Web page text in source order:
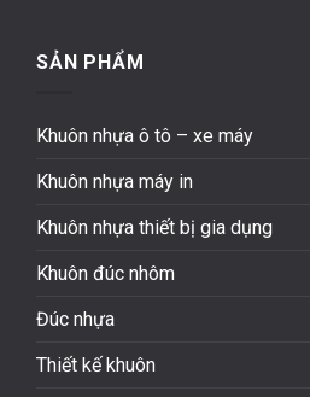
SẢN PHẨM
Khuôn nhựa ô tô – xe máy
Khuôn nhựa máy in
Khuôn nhựa thiết bị gia dụng
Khuôn đúc nhôm
Đúc nhựa
Thiết kế khuôn